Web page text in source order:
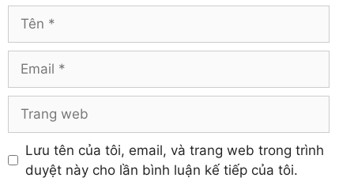
web
Lưu tên của tôi, email, và trang web trong trình
duyệt này cho lần bình luận kế tiếp của tôi.